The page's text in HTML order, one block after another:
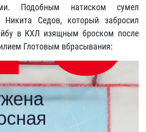
Подобным натиском сумел
Никита Седов, который забросил
в КХЛ изящным броском после
Глотовым вбрасывания: